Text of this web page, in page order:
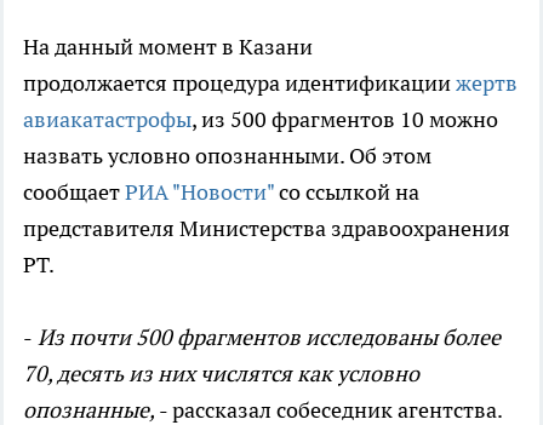
На данный момент в Казани
продолжается процедура идентификациижертв
авиакатастрофы, из 500 фрагментов 10 можно
назвать условно опознанными. Об этом
сообщаетРИА "Новости"со ссылкой на
представителя Министерства здравоохранения
РТ.
- Из почти 500 фрагментов исследованы более
70, десять из них числятся как условно
опознанные, - рассказал собеседник агентства.